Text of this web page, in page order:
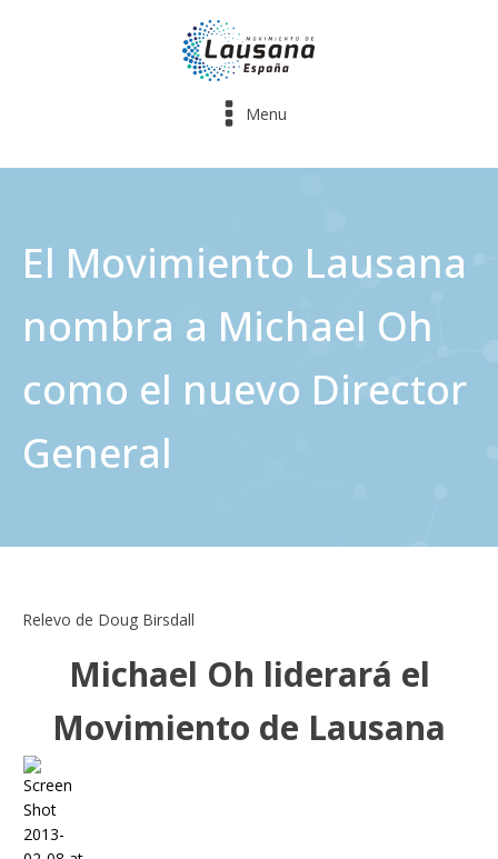
Menu
El Movimiento Lausana
nombra a Michael Oh
como el nuevo Director
General
Relevo de Doug Birsdall
Michael Oh liderará el
Movimiento de Lausana